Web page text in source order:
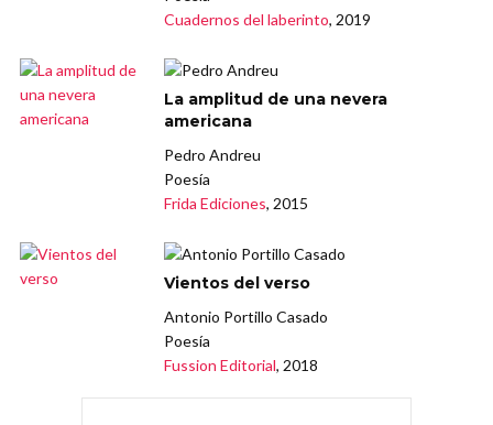
Cuadernos del laberinto, 2019
La amplitud de una nevera
americana
Pedro Andreu
Poesía
Frida Ediciones, 2015
Vientos del verso
Antonio Portillo Casado
Poesía
Fussion Editorial, 2018